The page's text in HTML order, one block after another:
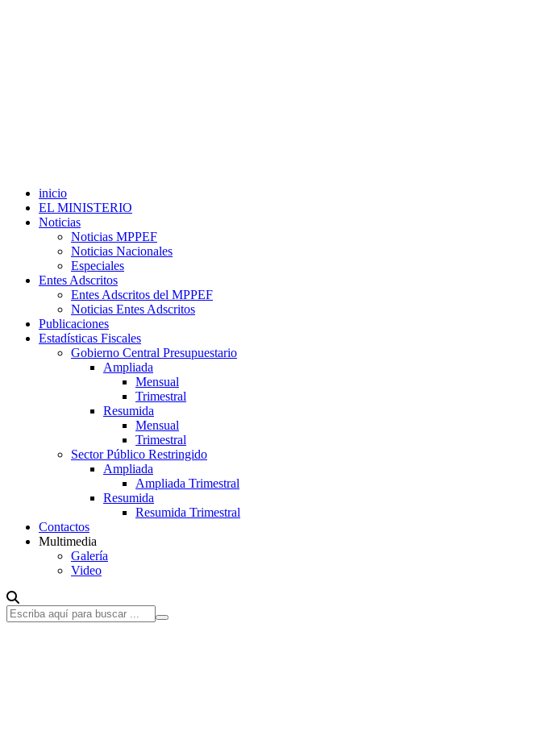
inicio
EL MINISTERIO
Noticias
Noticias MPPEF
Noticias Nacionales
Especiales
Entes Adscritos
Entes Adscritos del MPPEF
Noticias Entes Adscritos
Publicaciones
Estadísticas Fiscales
Gobierno Central Presupuestario
Ampliada
Mensual
Trimestral
Resumida
Mensual
Trimestral
Sector Público Restringido
Ampliada
Ampliada Trimestral
Resumida
Resumida Trimestral
Contactos
Multimedia
Galería
Video